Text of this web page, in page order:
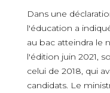
Dans une
l'éducation a
au bac atteindra le
l'édition juin 2021,
celui de 2018, qui
candidats. Le